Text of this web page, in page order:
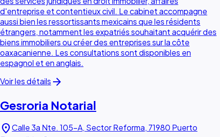
d'entreprise et contentieux civil. Le cabinet accompagne
aussi bien les ressortissants mexicains que les résidents
étrangers, notamment les expatriés souhaitant acquérir des
biens immobiliers ou créer des entreprises sur la côte
oaxacanienne. Les consultations sont disponibles en
espagnol et en anglais.
Voir les détails arrow_forward
Gesroria Notarial
location_onCalle 3a Nte. 105-A, Sector Reforma, 71980 Puerto